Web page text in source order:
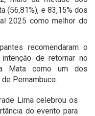
(56,81%), e 83,15% dos
2025 como melhor do
recomendaram o
de retornar no
Mata como um dos
Pernambuco.
Lima celebrou os
do evento para